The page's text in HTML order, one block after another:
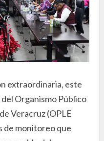
extraordinaria, este
Organismo Público
Veracruz (OPLE
de monitoreo que